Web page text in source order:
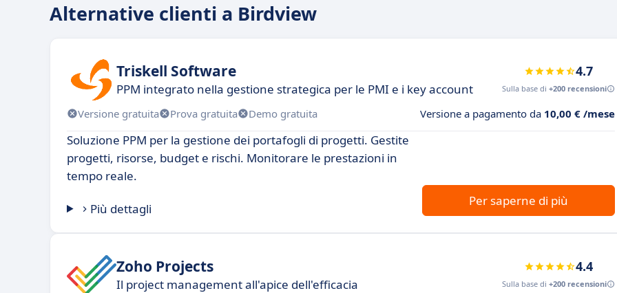
Alternative clienti a Birdview
Triskell Software
PPM integrato nella gestione strategica per le PMI e i key account
4.7
Sulla base di +200 recensioni
Versione gratuita Prova gratuita Demo gratuita Versione a pagamento da 10,00 € /mese
Soluzione PPM per la gestione dei portafogli di progetti. Gestite
progetti, risorse, budget e rischi. Monitorare le prestazioni in
tempo reale.
Più dettagli
Per saperne di più
Zoho Projects
Il project management all'apice dell'efficacia
4.4
Sulla base di +200 recensioni